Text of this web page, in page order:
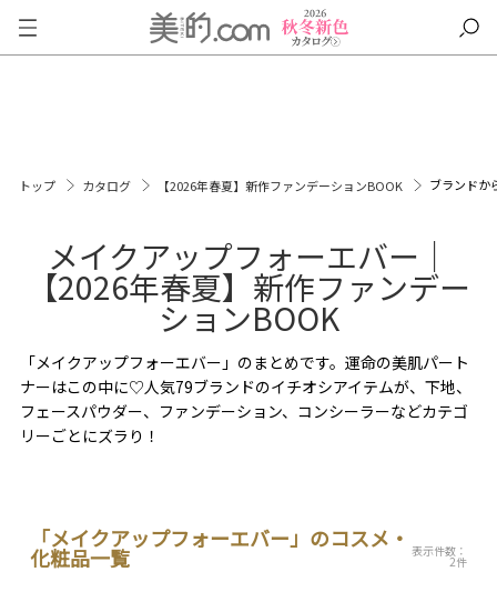
トップ カタログ 【2026年春夏】新作ファンデーションBOOK ブランドか
メイクアップフォーエバー｜
【2026年春夏】新作ファンデー
ションBOOK
「メイクアップフォーエバー」のまとめです。運命の美肌パート
ナーはこの中に♡人気79ブランドのイチオシアイテムが、下地、
フェースパウダー、ファンデーション、コンシーラーなどカテゴ
リーごとにズラり！
「メイクアップフォーエバー」のコスメ・
化粧品一覧 表示件数：
2件